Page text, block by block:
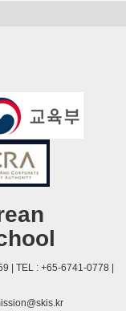
| TEL : +65-6741-0778 |